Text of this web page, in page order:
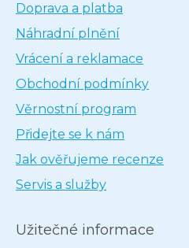
Doprava a platba
Náhradní plnění
Vrácení a reklamace
Obchodní podmínky
Věrnostní program
Přidejte se k nám
Jak ověřujeme recenze
Servis a služby
Užitečné informace